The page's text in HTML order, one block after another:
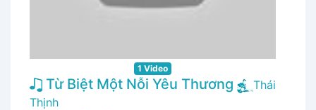
1 Video
Từ Biệt Một Nỗi Yêu Thương
Thái
Thịnh